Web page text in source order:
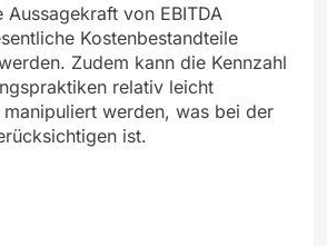
von EBITDA
Kostenbestandteile
Zudem kann die Kennzahl
relativ leicht
werden, was bei der
ist.